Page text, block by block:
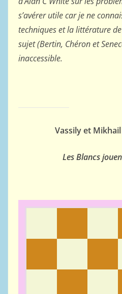
s’avérer utile car je ne
techniques et la littérature
sujet (Bertin, Chéron et
inaccessible.
Vassily et
Les Blancs